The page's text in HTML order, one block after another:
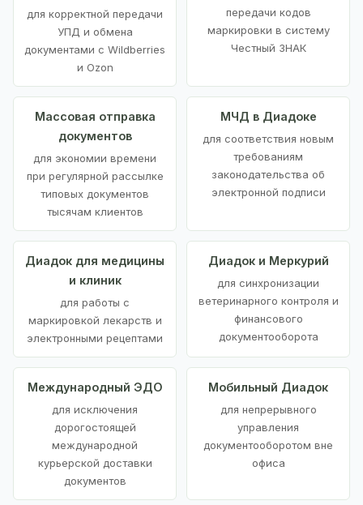
для корректной передачи
УПД и обмена
документами с Wildberries
и Ozon
передачи кодов
маркировки в систему
Честный ЗНАК
Массовая отправка
документов
для экономии времени
при регулярной рассылке
типовых документов
тысячам клиентов
МЧД в Диадоке
для соответствия новым
требованиям
законодательства об
электронной подписи
Диадок для медицины
и клиник
для работы с
маркировкой лекарств и
электронными рецептами
Диадок и Меркурий
для синхронизации
ветеринарного контроля и
финансового
документооборота
Международный ЭДО
для исключения
дорогостоящей
международной
курьерской доставки
документов
Мобильный Диадок
для непрерывного
управления
документооборотом вне
офиса